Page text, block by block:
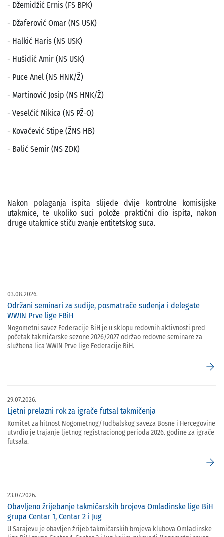
- Džemidžić Ernis (FS BPK)
- Džaferović Omar (NS USK)
- Halkić Haris (NS USK)
- Hušidić Amir (NS USK)
- Puce Anel (NS HNK/Ž)
- Martinović Josip (NS HNK/Ž)
- Veselčić Nikica (NS PŽ-O)
- Kovačević Stipe (ŽNS HB)
- Balić Semir (NS ZDK)
Nakon polaganja ispita slijede dvije kontrolne komisijske
utakmice, te ukoliko suci polože praktični dio ispita, nakon
druge utakmice stiču zvanje entitetskog suca.
03.08.2026.
Održani seminari za sudije, posmatrače suđenja i delegate
WWIN Prve lige FBiH
Nogometni savez Federacije BiH je u sklopu redovnih aktivnosti pred
početak takmičarske sezone 2026/2027 održao redovne seminare za
službena lica WWIN Prve lige Federacije BiH.
arrow_forward
29.07.2026.
Ljetni prelazni rok za igrače futsal takmičenja
Komitet za hitnost Nogometnog/Fudbalskog saveza Bosne i Hercegovine
utvrdio je trajanje ljetnog registracionog perioda 2026. godine za igrače
futsala.
arrow_forward
23.07.2026.
Obavljeno žrijebanje takmičarskih brojeva Omladinske lige BiH
grupa Centar 1, Centar 2 i Jug
U Sarajevu je obavljen žrijeb takmičarskih brojeva klubova Omladinske